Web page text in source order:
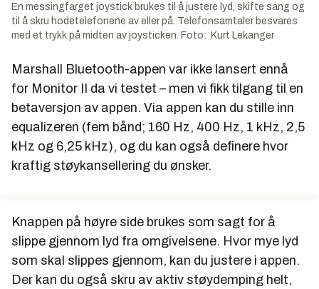
En messingfarget joystick brukes til å justere lyd, skifte sang og
til å skru hodetelefonene av eller på. Telefonsamtaler besvares
med et trykk på midten av joysticken. Foto: Kurt Lekanger
Marshall Bluetooth-appen var ikke lansert ennå
for Monitor II da vi testet – men vi fikk tilgang til en
betaversjon av appen. Via appen kan du stille inn
equalizeren (fem bånd; 160 Hz, 400 Hz, 1 kHz, 2,5
kHz og 6,25 kHz), og du kan også definere hvor
kraftig støykansellering du ønsker.
Knappen på høyre side brukes som sagt for å
slippe gjennom lyd fra omgivelsene. Hvor mye lyd
som skal slippes gjennom, kan du justere i appen.
Der kan du også skru av aktiv støydemping helt,